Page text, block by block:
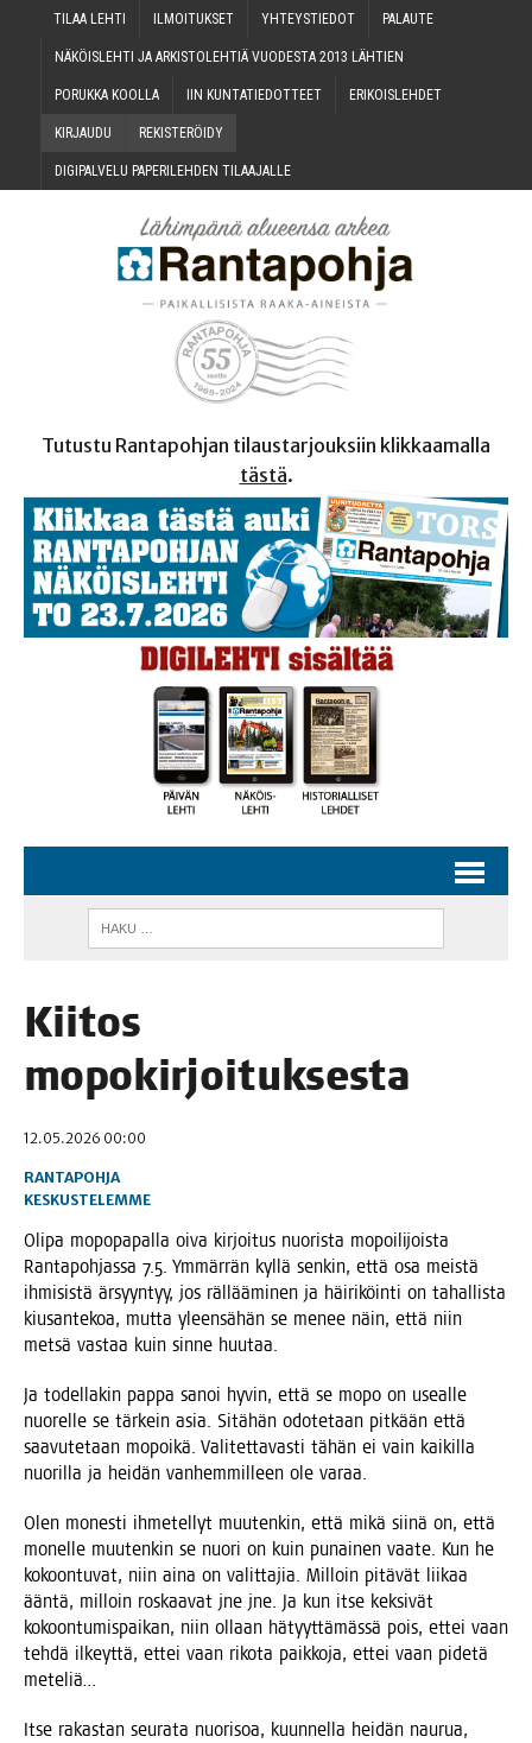
TILAA LEH­TI ILMOI­TUK­SET YHTEYS­TIE­DOT PALAU­TE
NÄKÖIS­LEH­TI JA ARKIS­TO­LEH­TIÄ VUO­DES­TA 2013 LÄHTIEN
PORUK­KA KOOLLA IIN KUN­TA­TIE­DOT­TEET ERI­KOIS­LEH­DET
KIR­JAU­DU REKIS­TE­RÖI­DY
DIGI­PAL­VE­LU PAPE­RI­LEH­DEN TILAAJALLE
Tutustu Rantapohjan tilaustarjouksiin klikkaamalla
tästä.
Kii­tos
mopokirjoituksesta
12.05.2026 00:00
RANTAPOHJA
KESKUSTELEMME
Oli­pa mopo­pa­pal­la oiva kir­joi­tus nuo­ris­ta mopoi­li­jois­ta
Ran­ta­poh­jas­sa 7.5. Ymmär­rän kyl­lä sen­kin, että osa meis­tä
ihmi­sis­tä ärsyyn­tyy, jos räl­lää­mi­nen ja häi­ri­köin­ti on tahal­lis­ta
kiusan­te­koa, mut­ta yleen­sä­hän se menee näin, että niin
met­sä vas­taa kuin sin­ne huutaa.
Ja todel­la­kin pap­pa sanoi hyvin, että se mopo on useal­le
nuo­rel­le se tär­kein asia. Sitä­hän odo­te­taan pit­kään että
saa­vu­te­taan mopoi­kä. Vali­tet­ta­vas­ti tähän ei vain kai­kil­la
nuo­ril­la ja hei­dän van­hem­mil­leen ole varaa.
Olen mones­ti ihme­tel­lyt muu­ten­kin, että mikä sii­nä on, että
monel­le muu­ten­kin se nuo­ri on kuin punai­nen vaa­te. Kun he
kokoon­tu­vat, niin aina on valit­ta­jia. Mil­loin pitä­vät lii­kaa
ään­tä, mil­loin ros­kaa­vat jne jne. Ja kun itse kek­si­vät
kokoon­tu­mis­pai­kan, niin ollaan hätyyt­tä­mäs­sä pois, ettei vaan
teh­dä ilkeyt­tä, ettei vaan riko­ta paik­ko­ja, ettei vaan pide­tä
meteliä…
Itse rakas­tan seu­ra­ta nuo­ri­soa, kuun­nel­la hei­dän nau­rua,